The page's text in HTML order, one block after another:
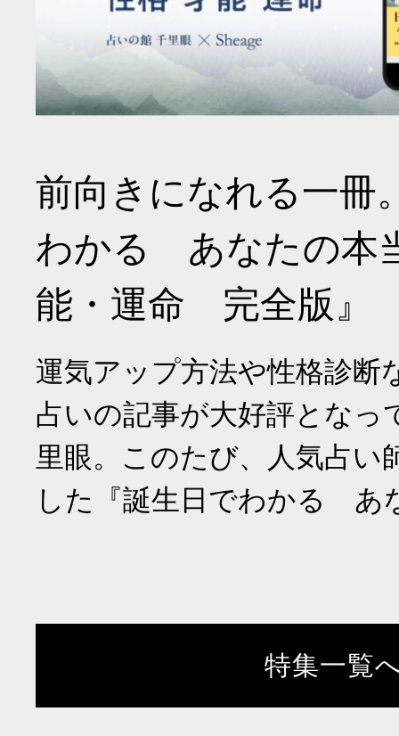
前向きになれる一冊
わかる あなたの本
能・運命 完全版』
運気アップ方法や性格診断
占いの記事が大好評となっ
里眼。このたび、人気占い
した『誕生日でわかる あ
特集一覧